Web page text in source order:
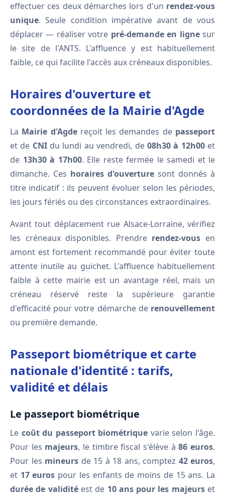
effectuer ces deux démarches lors d'un rendez-vous
unique. Seule condition impérative avant de vous
déplacer — réaliser votre pré-demande en lignesur
le site de l'ANTS. L'affluence y est habituellement
faible, ce qui facilite l'accès aux créneaux disponibles.
Horaires d'ouverture et
coordonnées de la Mairie d'Agde
La Mairie d'Agdereçoit les demandes de passeport
et de CNIdu lundi au vendredi, de 08h30 à 12h00et
de 13h30 à 17h00. Elle reste fermée le samedi et le
dimanche. Ces horaires d'ouverture sont donnés à
titre indicatif : ils peuvent évoluer selon les périodes,
les jours fériés ou des circonstances extraordinaires.
Avant tout déplacement rue Alsace-Lorraine, vérifiez
les créneaux disponibles. Prendre rendez-vous en
amont est fortement recommandé pour éviter toute
attente inutile au guichet. L'affluence habituellement
faible à cette mairie est un avantage réel, mais un
créneau réservé reste la supérieure garantie
d'efficacité pour votre démarche de renouvellement
ou première demande.
Passeport biométrique et carte
nationale d'identité : tarifs,
validité et délais
Le passeport biométrique
Le coût du passeport biométrique varie selon l'âge.
Pour les majeurs, le timbre fiscal s'élève à86 euros.
Pour les mineurs de 15 à 18 ans, comptez 42 euros,
et 17 euros pour les enfants de moins de 15 ans. La
durée de validitéest de 10 ans pour les majeurset